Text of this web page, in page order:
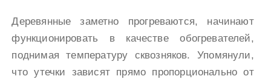
Деревянные заметно прогреваются, начинают
функционировать в качестве обогревателей,
поднимая температуру сквозняков. Упомянули,
что утечки зависят прямо пропорционально от